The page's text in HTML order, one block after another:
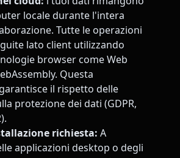
locale durante l'intera
Tutte le operazioni
lato client utilizzando
browser come Web
Questa
il rispetto delle
protezione dei dati (GDPR,
richiesta: A
applicazioni desktop o degli